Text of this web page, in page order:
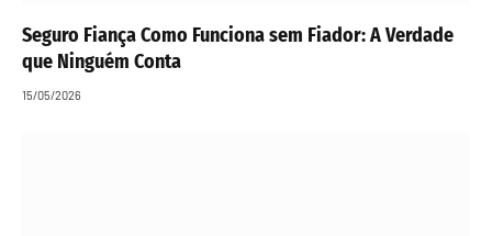
Seguro Fiança Como Funciona sem Fiador: A Verdade
que Ninguém Conta
15/05/2026